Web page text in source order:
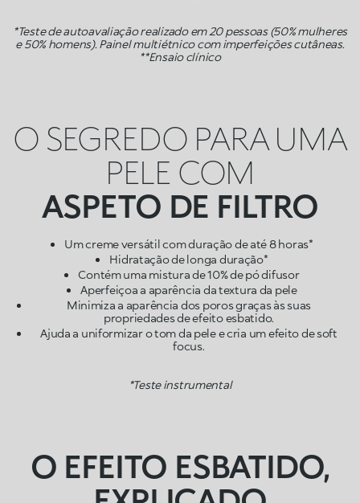
*Teste de autoavaliação realizado em 20 pessoas (50% mulheres
e 50% homens). Painel multiétnico com imperfeições cutâneas.
**Ensaio clínico
O SEGREDO PARA UMA
PELE COM
ASPETO DE FILTRO
Um creme versátil com duração de até 8 horas*
Hidratação de longa duração*
Contém uma mistura de 10% de pó difusor
Aperfeiçoa a aparência da textura da pele
Minimiza a aparência dos poros graças às suas
propriedades de efeito esbatido.
Ajuda a uniformizar o tom da pele e cria um efeito de soft
focus.
*Teste instrumental
O EFEITO ESBATIDO,